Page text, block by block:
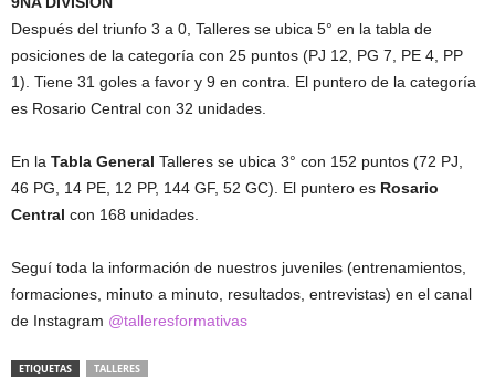
Después del triunfo 3 a 0, Talleres se ubica 5° en la tabla de
posiciones de la categoría con 25 puntos (PJ 12, PG 7, PE 4, PP
1). Tiene 31 goles a favor y 9 en contra. El puntero de la categoría
es Rosario Central con 32 unidades.
En la Tabla General Talleres se ubica 3° con 152 puntos (72 PJ,
46 PG, 14 PE, 12 PP, 144 GF, 52 GC). El puntero es Rosario
Central con 168 unidades.
Seguí toda la información de nuestros juveniles (entrenamientos,
formaciones, minuto a minuto, resultados, entrevistas) en el canal
de Instagram @talleresformativas
ETIQUETAS TALLERES